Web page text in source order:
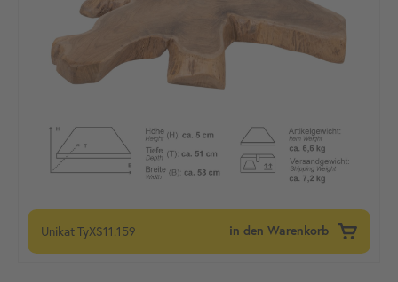
UnikatTyXS11.159 in den Warenkorb